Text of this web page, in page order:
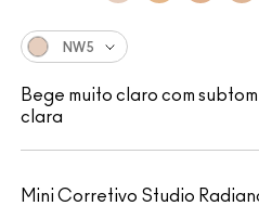
Mini Corretivo Studio
NW5
Bege muito claro com
clara